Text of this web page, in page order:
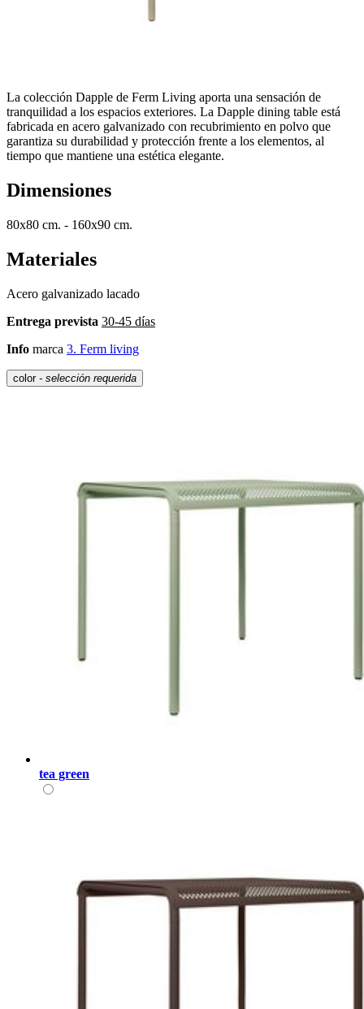
La colección Dapple de Ferm Living aporta una sensación de
tranquilidad a los espacios exteriores. La Dapple dining table está
fabricada en acero galvanizado con recubrimiento en polvo que
garantiza su durabilidad y protección frente a los elementos, al
tiempo que mantiene una estética elegante.
Dimensiones
80x80 cm. - 160x90 cm.
Materiales
Acero galvanizado lacado
Entrega prevista 30-45 días
Info marca 3. Ferm living
color - selección requerida
tea green